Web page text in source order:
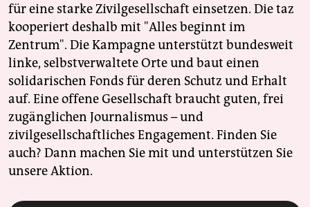
für eine starke Zivilgesellschaft einsetzen. Die taz
kooperiert deshalb mit "Alles beginnt im
Zentrum". Die Kampagne unterstützt bundesweit
linke, selbstverwaltete Orte und baut einen
solidarischen Fonds für deren Schutz und Erhalt
auf. Eine offene Gesellschaft braucht guten, frei
zugänglichen Journalismus – und
zivilgesellschaftliches Engagement. Finden Sie
auch? Dann machen Sie mit und unterstützen Sie
unsere Aktion.